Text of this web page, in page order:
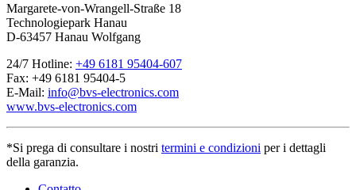
Margarete-von-Wrangell-Straße 18
Technologiepark Hanau
D-63457 Hanau Wolfgang
24/7 Hotline: +49 6181 95404-607
Fax: +49 6181 95404-5
E-Mail: info@bvs-electronics.com
www.bvs-electronics.com
*Si prega di consultare i nostri termini e condizioni per i dettagli
della garanzia.